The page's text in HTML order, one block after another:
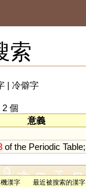
索
| 冷僻字
2 個
意義
of the Periodic Table;
機漢字
最近被搜索的漢字